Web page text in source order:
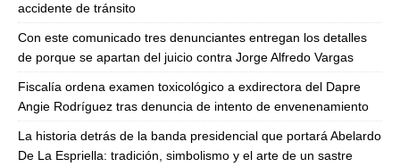
accidente de tránsito
Con este comunicado tres denunciantes entregan los detalles
de porque se apartan del juicio contra Jorge Alfredo Vargas
Fiscalía ordena examen toxicológico a exdirectora del Dapre
Angie Rodríguez tras denuncia de intento de envenenamiento
La historia detrás de la banda presidencial que portará Abelardo
De La Espriella: tradición, simbolismo y el arte de un sastre